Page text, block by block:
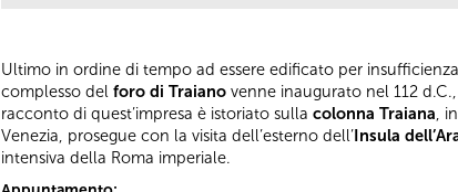
Ultimo in ordine di tempo ad essere edificato per
complesso del foro di Traiano venne inaugurato nel 112
racconto di quest’impresa è istoriato sulla colonna Traiana ,
Venezia, prosegue con la visita dell’esterno dell’Insula
intensiva della Roma imperiale.